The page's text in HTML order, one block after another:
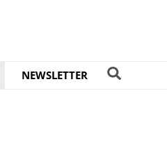
NEWSLETTER